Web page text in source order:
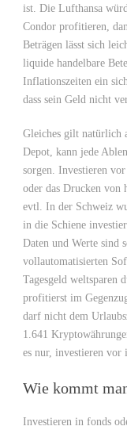
ist. Die Lufthansa
Condor profitieren,
Beträgen lässt sich
liquide handelbare
Inflationszeiten ein
dass sein Geld nicht
Gleiches gilt natürlich
Depot, kann jede
sorgen. Investieren
oder das Drucken von
evtl. In der Schweiz
in die Schiene
Daten und Werte sind
vollautomatisierten
Tagesgeld weltsparen
profitierst im
darf nicht dem
1.641
es nur, investieren
Wie kommt
Investieren in fonds